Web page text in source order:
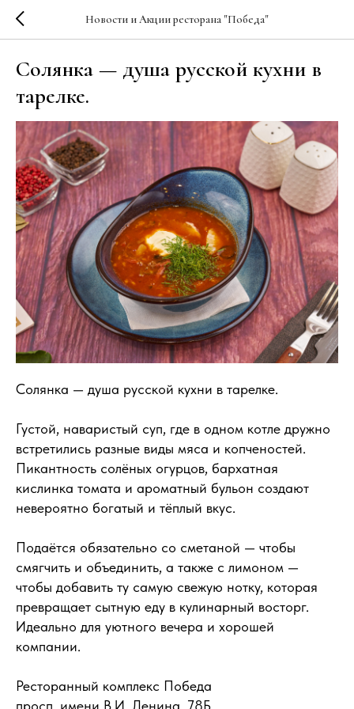
Новости и Акции ресторана "Победа"
Солянка — душа русской кухни в
тарелке.
Солянка — душа русской кухни в тарелке.
Густой, наваристый суп, где в одном котле дружно
встретились разные виды мяса и копченостей.
Пикантность солёных огурцов, бархатная
кислинка томата и ароматный бульон создают
невероятно богатый и тёплый вкус.
Подаётся обязательно со сметаной — чтобы
смягчить и объединить, а также с лимоном —
чтобы добавить ту самую свежую нотку, которая
превращает сытную еду в кулинарный восторг.
Идеально для уютного вечера и хорошей
компании.
Ресторанный комплекс Победа
просп. имени В.И. Ленина, 78Б